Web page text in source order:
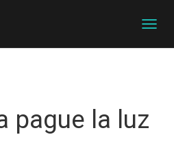
A
pague la luz